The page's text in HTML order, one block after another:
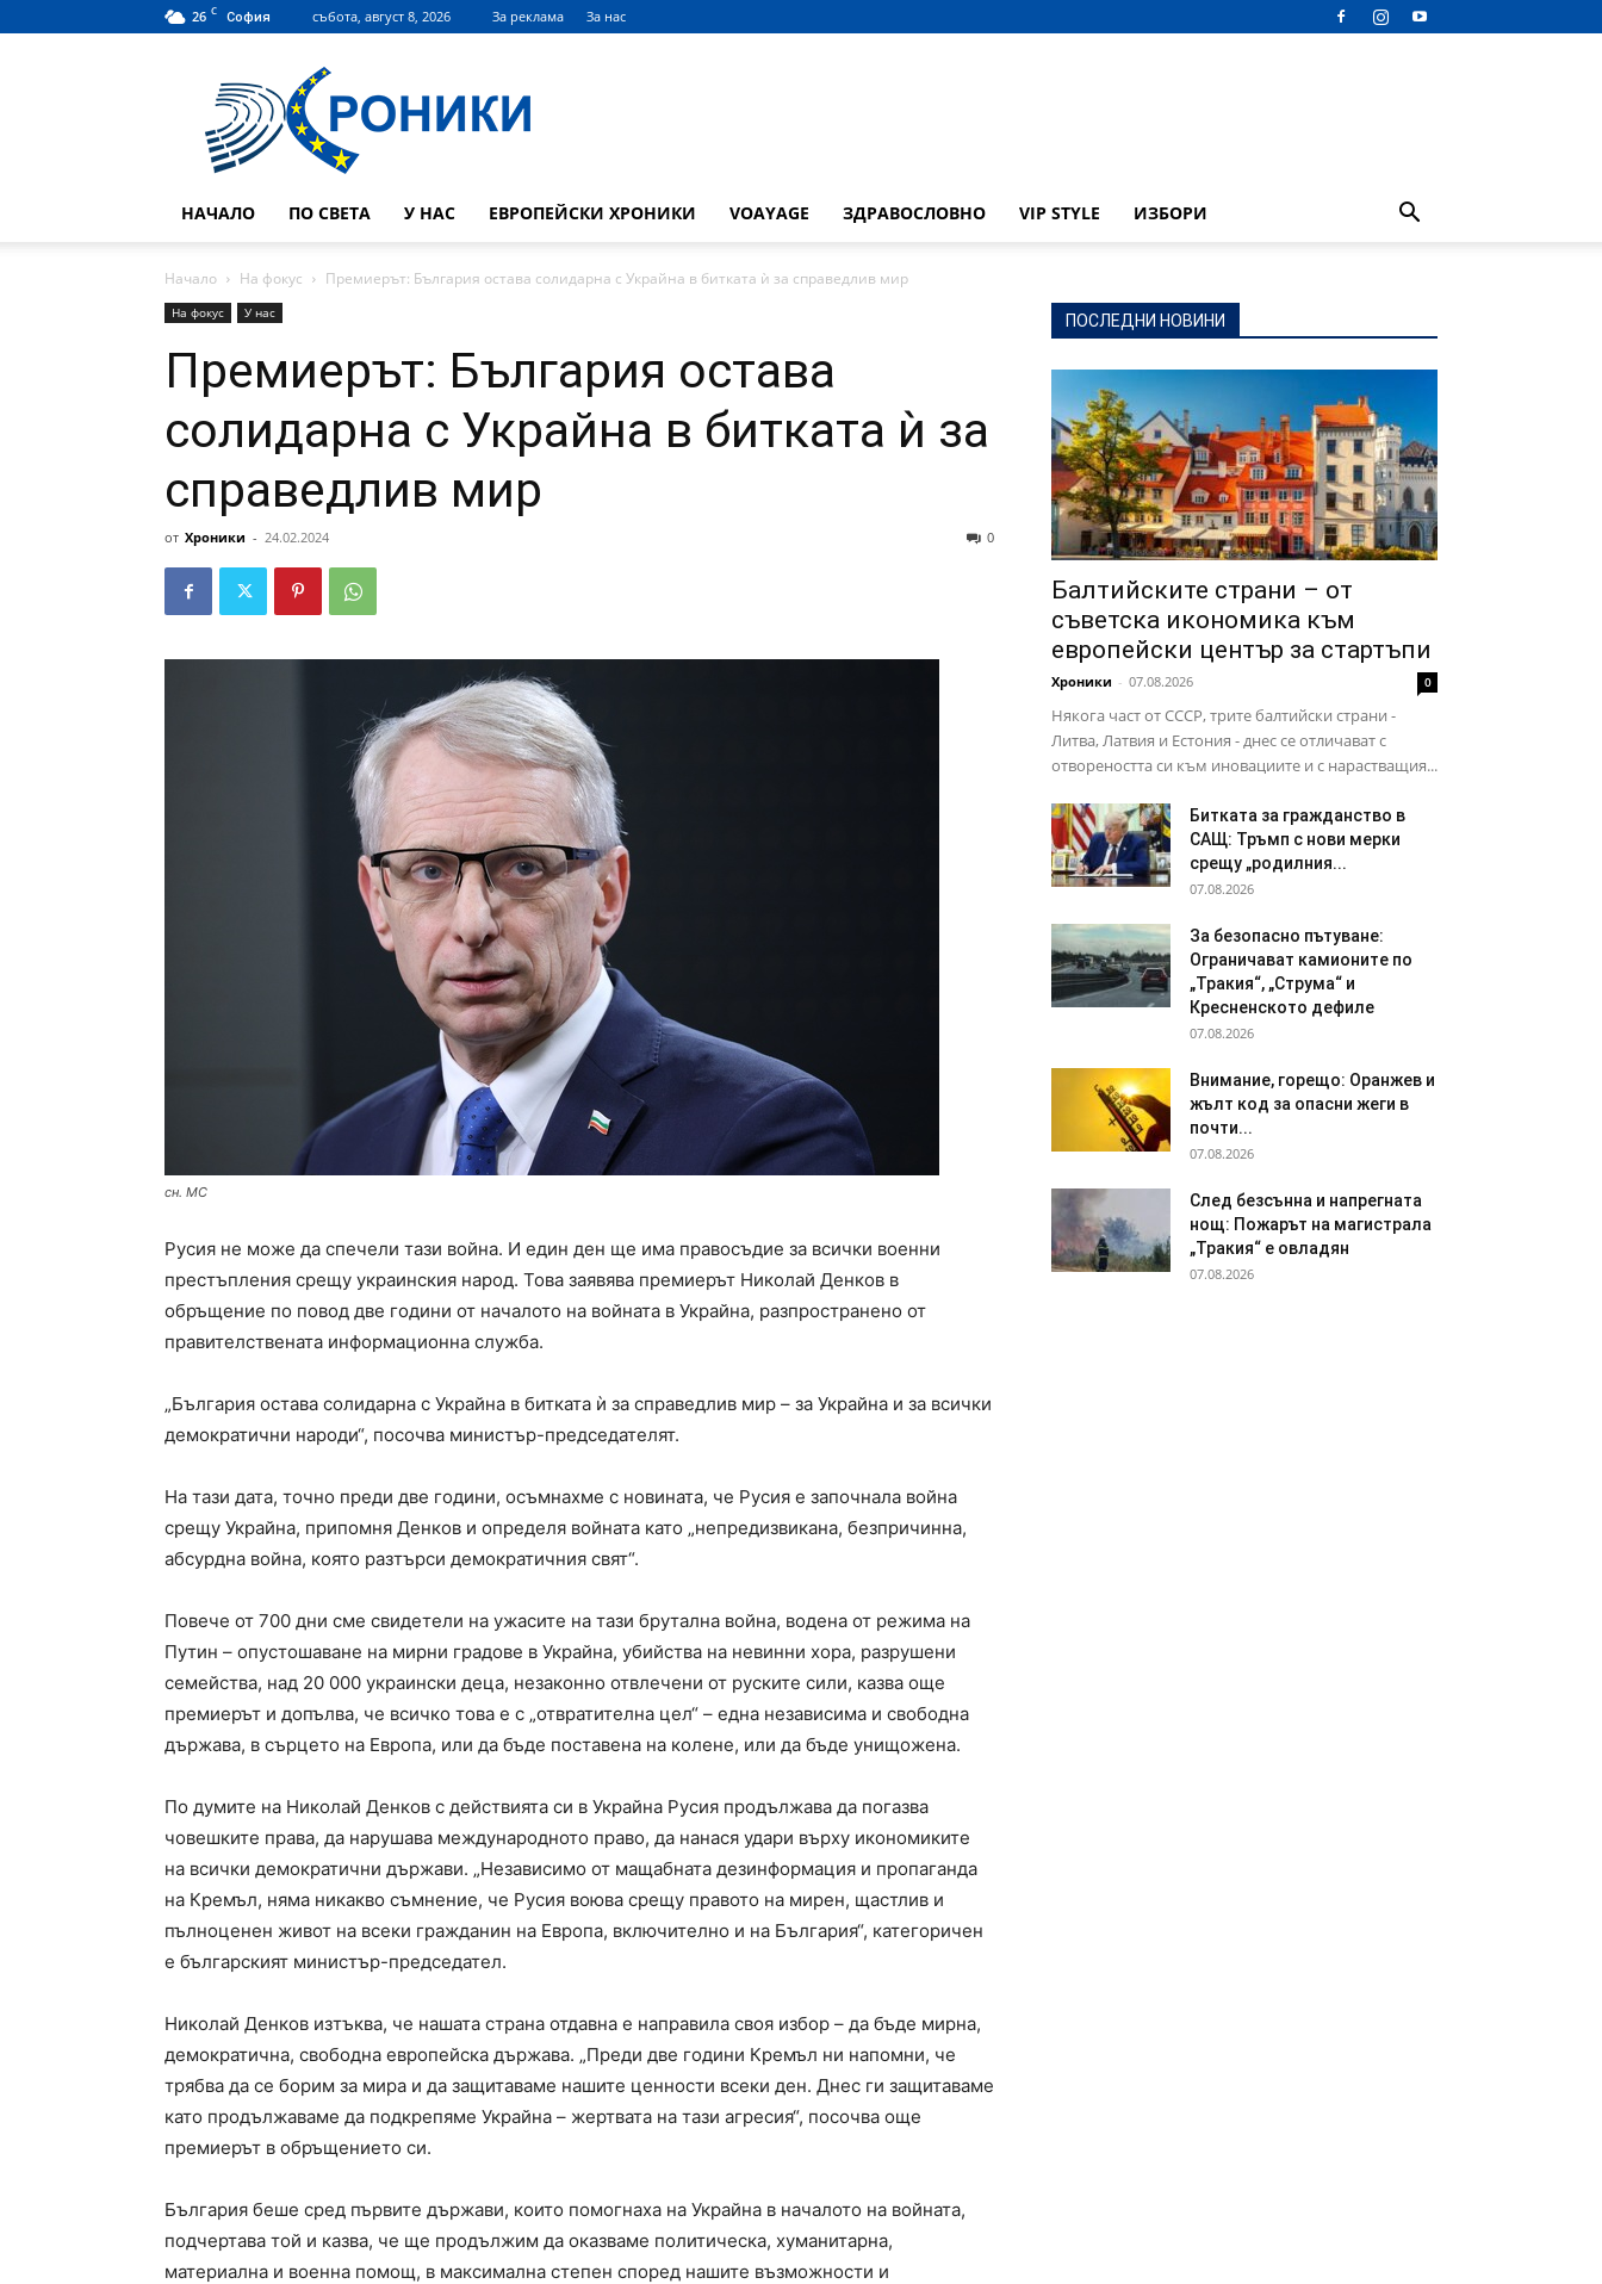
26 C София събота, август 8, 2026 За реклама За нас
НАЧАЛО ПО СВЕТА У НАС ЕВРОПЕЙСКИ ХРОНИКИ VOAYAGE ЗДРАВОСЛОВНО VIP STYLE ИЗБОРИ
Начало На фокус Премиерът: България остава солидарна с Украйна в битката ѝ за справедлив мир
На фокус У нас
Премиерът: България остава
солидарна с Украйна в битката ѝ за
справедлив мир
от Хроники - 24.02.2024 0
сн. МС
Русия не може да спечели тази война. И един ден ще има правосъдие за всички военни
престъпления срещу украинския народ. Това заявява премиерът Николай Денков в
обръщение по повод две години от началото на войната в Украйна, разпространено от
правителствената информационна служба.
„България остава солидарна с Украйна в битката ѝ за справедлив мир – за Украйна и за всички
демократични народи“, посочва министър-председателят.
На тази дата, точно преди две години, осъмнахме с новината, че Русия е започнала война
срещу Украйна, припомня Денков и определя войната като „непредизвикана, безпричинна,
абсурдна война, която разтърси демократичния свят“.
Повече от 700 дни сме свидетели на ужасите на тази брутална война, водена от режима на
Путин – опустошаване на мирни градове в Украйна, убийства на невинни хора, разрушени
семейства, над 20 000 украински деца, незаконно отвлечени от руските сили, казва още
премиерът и допълва, че всичко това е с „отвратителна цел“ – една независима и свободна
държава, в сърцето на Европа, или да бъде поставена на колене, или да бъде унищожена.
По думите на Николай Денков с действията си в Украйна Русия продължава да погазва
човешките права, да нарушава международното право, да нанася удари върху икономиките
на всички демократични държави. „Независимо от мащабната дезинформация и пропаганда
на Кремъл, няма никакво съмнение, че Русия воюва срещу правото на мирен, щастлив и
пълноценен живот на всеки гражданин на Европа, включително и на България“, категоричен
е българският министър-председател.
Николай Денков изтъква, че нашата страна отдавна е направила своя избор – да бъде мирна,
демократична, свободна европейска държава. „Преди две години Кремъл ни напомни, че
трябва да се борим за мира и да защитаваме нашите ценности всеки ден. Днес ги защитаваме
като продължаваме да подкрепяме Украйна – жертвата на тази агресия“, посочва още
премиерът в обръщението си.
България беше сред първите държави, които помогнаха на Украйна в началото на войната,
подчертава той и казва, че ще продължим да оказваме политическа, хуманитарна,
материална и военна помощ, в максимална степен според нашите възможности и
ПОСЛЕДНИ НОВИНИ
Балтийските страни – от
съветска икономика към
европейски център за стартъпи
Хроники - 07.08.2026 0
Някога част от СССР, трите балтийски страни -
Литва, Латвия и Естония - днес се отличават с
отвореността си към иновациите и с нарастващия...
Битката за гражданство в
САЩ: Тръмп с нови мерки
срещу „родилния...
07.08.2026
За безопасно пътуване:
Ограничават камионите по
„Тракия“, „Струма“ и
Кресненското дефиле
07.08.2026
Внимание, горещо: Оранжев и
жълт код за опасни жеги в
почти...
07.08.2026
След безсънна и напрегната
нощ: Пожарът на магистрала
„Тракия“ е овладян
07.08.2026